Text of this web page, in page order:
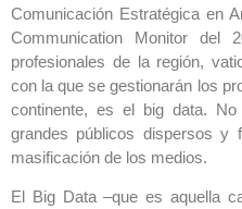
Comunicación Estratégica en
Communication Monitor
profesionales de la región,
con la que se gestionarán los
continente, es el big data.
grandes públicos dispersos y
masificación de los medios.
El Big Data –que es aquella